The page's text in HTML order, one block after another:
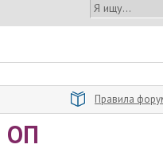
Я ищу...
Правила
ОП